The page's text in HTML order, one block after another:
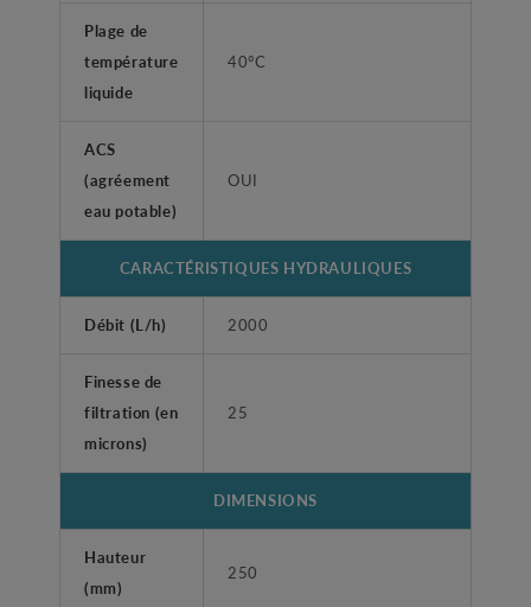
Plage de
température
liquide
40°C
ACS
(agréement
eau potable)
OUI
CARACTÉRISTIQUES HYDRAULIQUES
Débit (L/h) 2000
Finesse de
filtration (en
microns)
25
DIMENSIONS
Hauteur
(mm)
250